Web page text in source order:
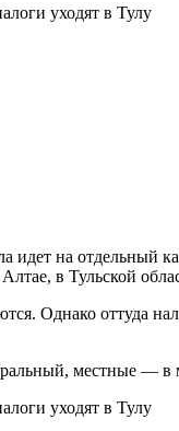
на отдельный
в Тульской
Однако оттуда
местные —